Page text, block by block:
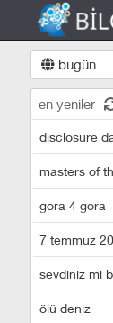
bugün
en yeniler
disclosure
masters of
gora 4 gora
7 temmuz
sevdiniz mi
ölü deniz